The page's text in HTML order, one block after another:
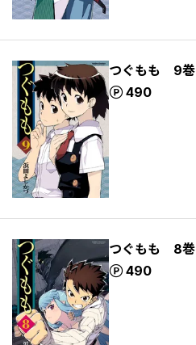
つぐもも 9巻
490
ポイント
つぐもも 8巻
490
ポイント